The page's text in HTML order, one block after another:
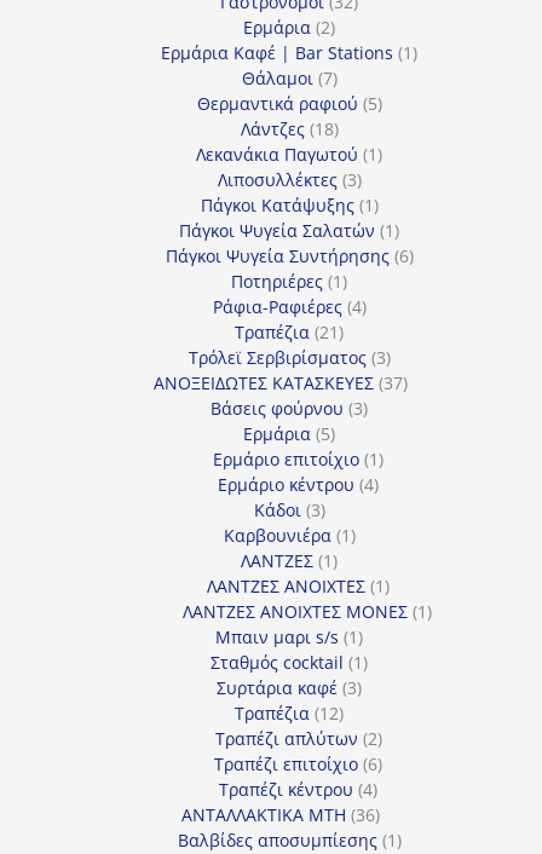
Ερμάρια 22
προϊόντα
Ερμάρια Καφέ | Bar Stations 11
Θάλαμοι 77
προϊόντα
Θερμαντικά ραφιού 55
Λάντζες 1818
προϊόντα
Λεκανάκια Παγωτού 11
Λιποσυλλέκτες 33
προϊόντα
Πάγκοι Κατάψυξης 11
προϊόν
Πάγκοι Ψυγεία Σαλατών 11
προϊόν
Πάγκοι Ψυγεία Συντήρησης 66
Ποτηριέρες 11
προϊόν
Ράφια-Ραφιέρες 44
Τραπέζια 2121
προϊόντα
Τρόλεϊ Σερβιρίσματος 33
προϊόντα
ΑΝΟΞΕΙΔΩΤΕΣ ΚΑΤΑΣΚΕΥΕΣ 3737
Βάσεις φούρνου 33
Ερμάρια 55
προϊόντα
Ερμάριο επιτοίχιο 11
προϊόν
Ερμάριο κέντρου 44
Κάδοι 33
προϊόντα
Καρβουνιέρα 11
ΛΑΝΤΖΕΣ 11
προϊόν
ΛΑΝΤΖΕΣ ΑΝΟΙΧΤΕΣ 11
προϊόν
ΛΑΝΤΖΕΣ ΑΝΟΙΧΤΕΣ ΜΟΝΕΣ 11
Μπαιν μαρι s/s 11
προϊόν
Σταθμός cocktail 11
Συρτάρια καφέ 33
Τραπέζια 1212
προϊόντα
Τραπέζι απλύτων 22
προϊόντα
Τραπέζι επιτοίχιο 66
προϊόντα
Τραπέζι κέντρου 44
προϊόντα
ΑΝΤΑΛΛΑΚΤΙΚΑ MTH 3636
προϊόντα
Βαλβίδες αποσυμπίεσης 11